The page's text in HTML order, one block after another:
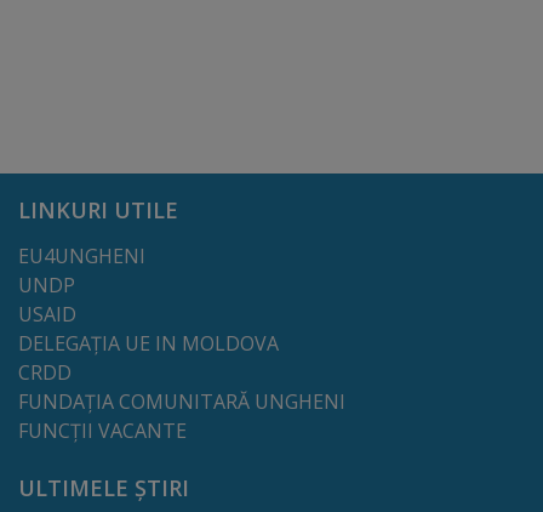
Integritate
și
Consiliul
Municipal
Secretar
LINKURI UTILE
EU4UNGHENI
UNDP
USAID
DELEGAȚIA UE IN MOLDOVA
CRDD
FUNDAȚIA COMUNITARĂ UNGHENI
FUNCȚII VACANTE
ULTIMELE ȘTIRI